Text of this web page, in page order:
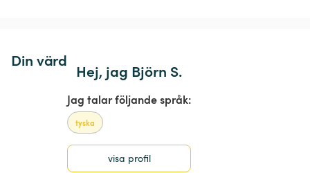
Din värd
Hej, jag Björn S.
Jag talar följande språk:
tyska
visa profil